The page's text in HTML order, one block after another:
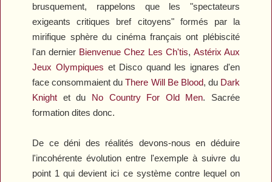
brusquement, rappelons que les "spectateurs
exigeants critiques bref citoyens" formés par la
mirifique sphère du cinéma français ont plébiscité
l'an dernier Bienvenue Chez Les Ch'tis, Astérix Aux
Jeux Olympiques et Disco quand les ignares d'en
face consommaient duThere Will Be Blood, du Dark
Knight et du No Country For Old Men. Sacrée
formation dites donc.
De ce déni des réalités devons-nous en déduire
l'incohérente évolution entre l'exemple à suivre du
point 1 qui devient ici ce système contre lequel on